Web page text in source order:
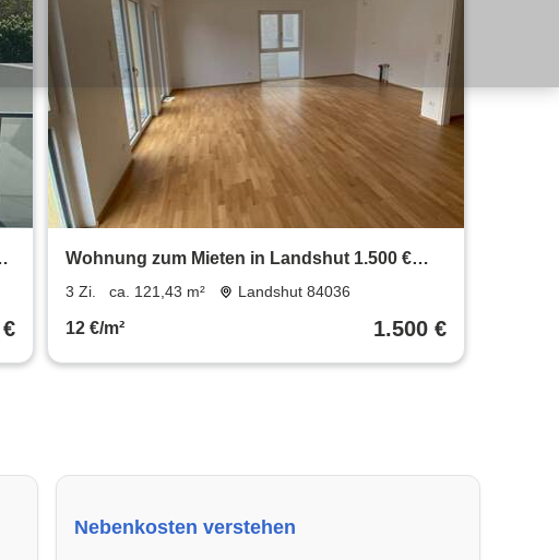
Wohnung zum Mieten in Landshut 1.500 €
121.43 m²
3 Zi. ca. 121,43 m² Landshut 84036
12 €/m² 1.500 €
Nebenkosten verstehen